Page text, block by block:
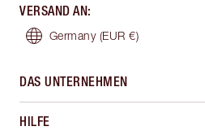
VERSAND AN:
Germany (EUR €)
DAS UNTERNEHMEN
HILFE